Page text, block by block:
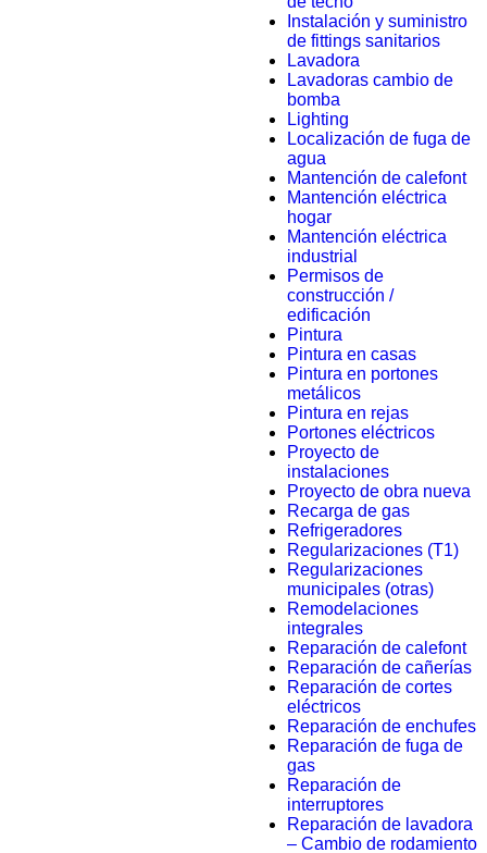
Instalación y suministro
de fittings sanitarios
Lavadora
Lavadoras cambio de
bomba
Lighting
Localización de fuga de
agua
Mantención de calefont
Mantención eléctrica
hogar
Mantención eléctrica
industrial
Permisos de
construcción /
edificación
Pintura
Pintura en casas
Pintura en portones
metálicos
Pintura en rejas
Portones eléctricos
Proyecto de
instalaciones
Proyecto de obra nueva
Recarga de gas
Refrigeradores
Regularizaciones (T1)
Regularizaciones
municipales (otras)
Remodelaciones
integrales
Reparación de calefont
Reparación de cañerías
Reparación de cortes
eléctricos
Reparación de enchufes
Reparación de fuga de
gas
Reparación de
interruptores
Reparación de lavadora
– Cambio de rodamiento